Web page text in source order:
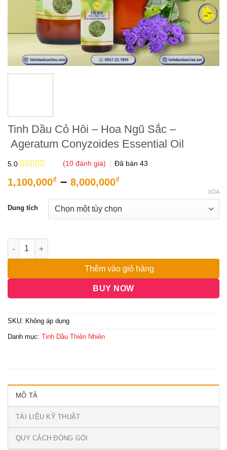
Tinh Dầu Cỏ Hôi – Hoa Ngũ Sắc –
Ageratum Conyzoides Essential Oil
5.0
dựa trên
(10đánh giá) Đã bán 43
1,100,000₫ – 8,000,000₫
từ
1,100,000₫
Dung tích
XÓA
Thêm vào giỏ hàng
BUY NOW
SKU: Không áp dụng
Danh mục: Tinh Dầu Thiên Nhiên
MÔ TẢ
TÀI LIỆU KỸ THUẬT
QUY CÁCH ĐÓNG GÓI